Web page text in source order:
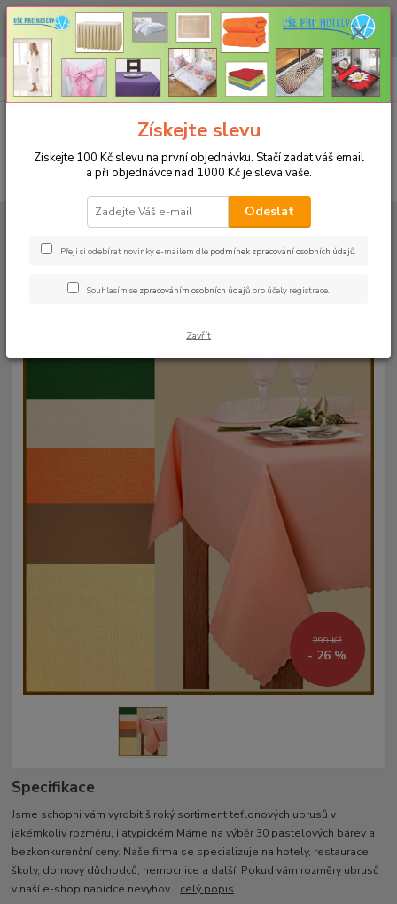
CHCETE NAKOUPIT VĚTŠÍ MNOŽSTVÍ NAŠICH PRODUKTŮ ZA LEPŠÍ
CENU? Klikněte ZDE
CZK
+420 773 794 023
Pondělí-pátek 9-16 hodin
0ks
za0 Kč
UBRUSY
Teflonové ubrusy jednobarevné s vodoodpudivou úpravou
Teflonový ubrus 100x100cm -
světlý losos 7
299 Kč
- 26 %
Specifikace
Jsme schopni vám vyrobit široký sortiment teflonových ubrusů v
jakémkoliv rozměru, i atypickém Máme na výběr 30 pastelových barev a
bezkonkurenční ceny. Naše firma se specializuje na hotely, restaurace,
školy, domovy důchodců, nemocnice a další. Pokud vám rozměry ubrusů
v naší e-shop nabídce nevyhov... celý popis
Získejte slevu
Získejte 100 Kč slevu na první objednávku. Stačí zadat váš email
a při objednávce nad 1000 Kč je sleva vaše.
Odeslat
Přeji si odebírat novinky e-mailem dle podmínek zpracování osobních údajů.
Souhlasím se zpracováním osobních údajů pro účely registrace.
Zavřít